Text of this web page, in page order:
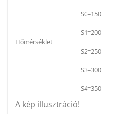
Hőmérséklet
S0=150
S1=200
S2=250
S3=300
S4=350
A kép illusztráció!